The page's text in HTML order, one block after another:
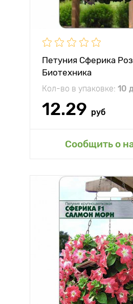
Петуния Сферика
Биотехника
Кол-во в упаковке: 10
12.29 руб
Сообщить о